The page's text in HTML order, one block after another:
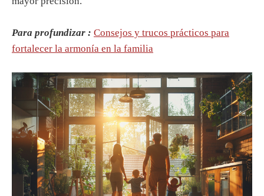
Para profundizar : Consejos y trucos prácticos para
fortalecer la armonía en la familia